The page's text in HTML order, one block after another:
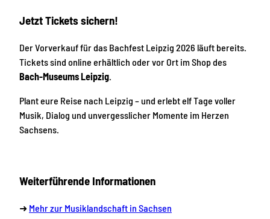
Jetzt Tickets sichern!
Der Vorverkauf für das Bachfest Leipzig 2026 läuft bereits.
Tickets sind online erhältlich oder vor Ort im Shop des
Bach-Museums Leipzig.
Plant eure Reise nach Leipzig – und erlebt elf Tage voller
Musik, Dialog und unvergesslicher Momente im Herzen
Sachsens.
Weiterführende Informationen
➜ Mehr zur Musiklandschaft in Sachsen